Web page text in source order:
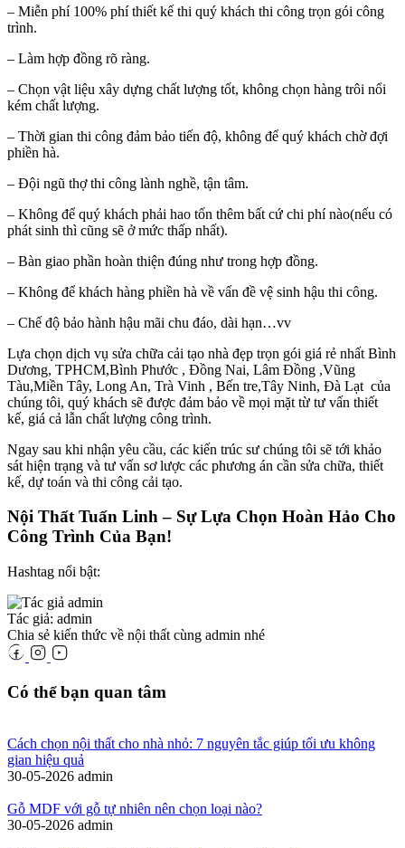
– Miễn phí 100% phí thiết kế thi quý khách thi công trọn gói công
trình.
– Làm hợp đồng rõ ràng.
– Chọn vật liệu xây dựng chất lượng tốt, không chọn hàng trôi nổi
kém chất lượng.
– Thời gian thi công đảm bảo tiến độ, không để quý khách chờ đợi
phiền hà.
– Đội ngũ thợ thi công lành nghề, tận tâm.
– Không để quý khách phải hao tốn thêm bất cứ chi phí nào(nếu có
phát sinh thì cũng sẽ ở mức thấp nhất).
– Bàn giao phần hoàn thiện đúng như trong hợp đồng.
– Không để khách hàng phiền hà về vấn đề vệ sinh hậu thi công.
– Chế độ bảo hành hậu mãi chu đáo, dài hạn…vv
Lựa chọn dịch vụ sửa chữa cải tạo nhà đẹp trọn gói giá rẻ nhất Bình
Dương, TPHCM,Bình Phước , Đồng Nai, Lâm Đồng ,Vũng
Tàu,Miền Tây, Long An, Trà Vinh , Bến tre,Tây Ninh, Đà Lạt của
chúng tôi, quý khách sẽ được đảm bảo về mọi mặt từ tư vấn thiết
kế, giá cả lẫn chất lượng công trình.
Ngay sau khi nhận yêu cầu, các kiến trúc sư chúng tôi sẽ tới khảo
sát hiện trạng và tư vấn sơ lược các phương án cần sửa chữa, thiết
kế, dự toán và thi công cải tạo.
Nội Thất Tuấn Linh – Sự Lựa Chọn Hoàn Hảo Cho
Công Trình Của Bạn!
Hashtag nổi bật:
Tác giả: admin
Chia sẻ kiến thức về nội thất cùng admin nhé
Có thể bạn quan tâm
Cách chọn nội thất cho nhà nhỏ: 7 nguyên tắc giúp tối ưu không
gian hiệu quả
30-05-2026 admin
Gỗ MDF với gỗ tự nhiên nên chọn loại nào?
30-05-2026 admin